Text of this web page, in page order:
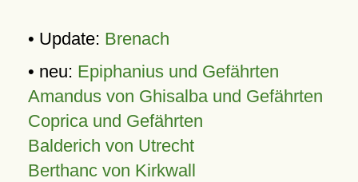
• Update: Brenach
• neu: Epiphanius und Gefährten
Amandus von Ghisalba und Gefährten
Coprica und Gefährten
Balderich von Utrecht
Berthanc von Kirkwall